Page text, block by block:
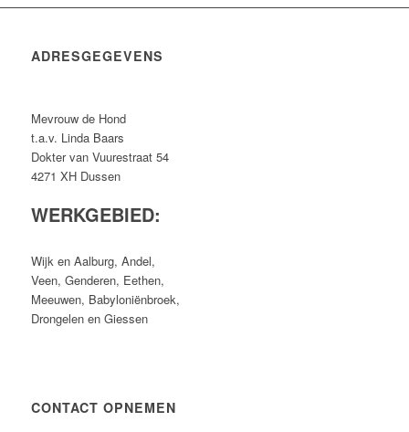
ADRESGEGEVENS
Mevrouw de Hond
t.a.v. Linda Baars
Dokter van Vuurestraat 54
4271 XH Dussen
WERKGEBIED:
Wijk en Aalburg, Andel,
Veen, Genderen, Eethen,
Meeuwen, Babyloniënbroek,
Drongelen en Giessen
CONTACT OPNEMEN